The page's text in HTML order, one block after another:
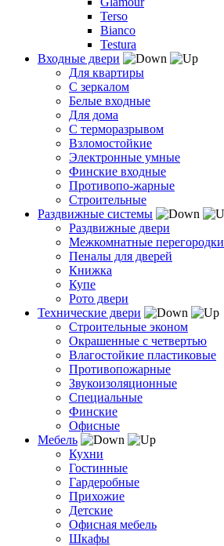
Terso
Bianco
Testura
Входные двери
Для квартиры
С зеркалом
Белые входные
Для дома
С терморазрывом
Взломостойкие
Электронные умные
Финские входные
Противопо-жарные
Строительные
Раздвижные системы
Раздвижные двери
Межкомнатные перегородки
Пеналы для дверей
Книжка
Купе
Рото двери
Технические двери
Строительные эконом
Окрашенные с четвертью
Влагостойкие пластиковые
Противопожарные
Звукоизоляционные
Специальные
Финские
Офисные
Мебель
Кухни
Гостинные
Гардеробные
Прихожие
Детские
Офисная мебель
Шкафы